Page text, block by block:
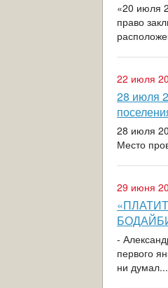
«20 июля
право
22 июля
28 июля
28 июля
Место
29 июня
-
первого
ни думал...